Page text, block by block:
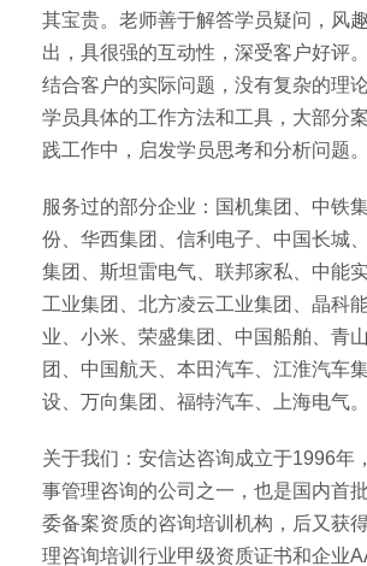
其宝贵。老师善于解答学员疑问，风
出，具很强的互动性，深受客户好评
结合客户的实际问题，没有复杂的理
学员具体的工作方法和工具，大部分
践工作中，启发学员思考和分析问题。
服务过的部分企业：国机集团、中铁
份、华西集团、信利电子、中国长城
集团、斯坦雷电气、联邦家私、中能
工业集团、北方凌云工业集团、晶科
业、小米、荣盛集团、中国船舶、青
团、中国航天、本田汽车、江淮汽车
设、万向集团、福特汽车、上海电气。
关于我们：安信达咨询成立于1996年
事管理咨询的公司之一，也是国内首
委备案资质的咨询培训机构，后又获
理咨询培训行业甲级资质证书和企业